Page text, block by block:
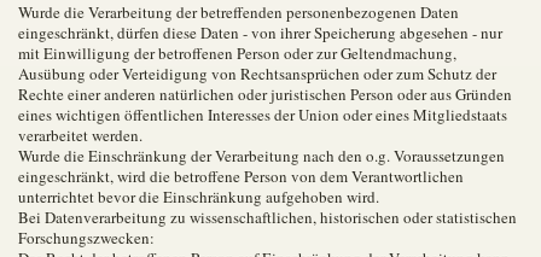
Wurde die Verarbeitung der betreffenden personenbezogenen Daten
eingeschränkt, dürfen diese Daten - von ihrer Speicherung abgesehen - nur
mit Einwilligung der betroffenen Person oder zur Geltendmachung,
Ausübung oder Verteidigung von Rechtsansprüchen oder zum Schutz der
Rechte einer anderen natürlichen oder juristischen Person oder aus Gründen
eines wichtigen öffentlichen Interesses der Union oder eines Mitgliedstaats
verarbeitet werden.
Wurde die Einschränkung der Verarbeitung nach den o.g. Voraussetzungen
eingeschränkt, wird die betroffene Person von dem Verantwortlichen
unterrichtet bevor die Einschränkung aufgehoben wird.
Bei Datenverarbeitung zu wissenschaftlichen, historischen oder statistischen
Forschungszwecken: